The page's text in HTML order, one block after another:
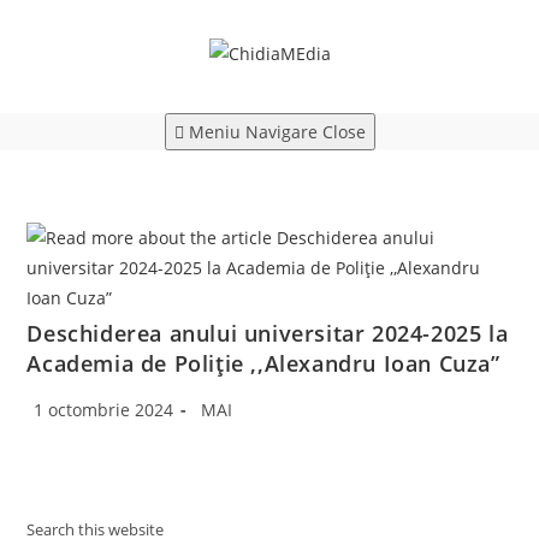
Meniu Navigare Close
Deschiderea anului universitar 2024-2025 la
Academia de Poliție ,,Alexandru Ioan Cuza”
Post
1 octombrie 2024
Post
MAI
Search this website